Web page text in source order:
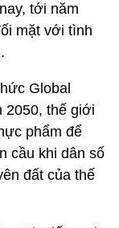
tới năm
mặt với tình
Global
2050, thế giới
phẩm để
cầu khi dân số
đất của thế